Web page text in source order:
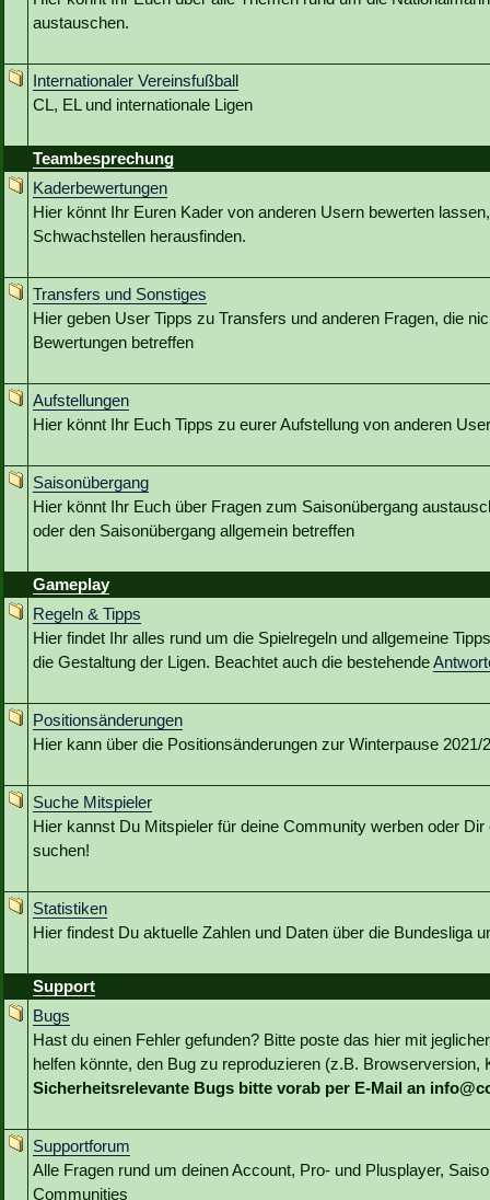
austauschen.
Internationaler Vereinsfußball
CL, EL und internationale Ligen
Teambesprechung
Kaderbewertungen
Hier könnt Ihr Euren Kader von anderen Usern bewerten
Schwachstellen herausfinden.
Transfers und Sonstiges
Hier geben User Tipps zu Transfers und anderen Fragen, die
Bewertungen betreffen
Aufstellungen
Hier könnt Ihr Euch Tipps zu eurer Aufstellung von anderen
Saisonübergang
Hier könnt Ihr Euch über Fragen zum Saisonübergang
oder den Saisonübergang allgemein betreffen
Gameplay
Regeln & Tipps
Hier findet Ihr alles rund um die Spielregeln und allgemeine
die Gestaltung der Ligen. Beachtet auch die bestehende
Positionsänderungen
Hier kann über die Positionsänderungen zur Winterpause 2021/
Suche Mitspieler
Hier kannst Du Mitspieler für deine Community werben oder Dir
suchen!
Statistiken
Hier findest Du aktuelle Zahlen und Daten über die Bundesliga
Support
Bugs
Hast du einen Fehler gefunden? Bitte poste das hier mit
helfen könnte, den Bug zu reproduzieren (z.B. Browserversion,
Sicherheitsrelevante Bugs bitte vorab per E-Mail an
Supportforum
Alle Fragen rund um deinen Account, Pro- und Plusplayer,
Communities